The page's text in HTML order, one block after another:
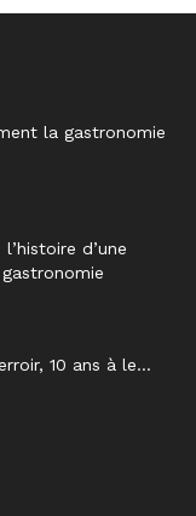
la gastronomie
d’une
10 ans à le...